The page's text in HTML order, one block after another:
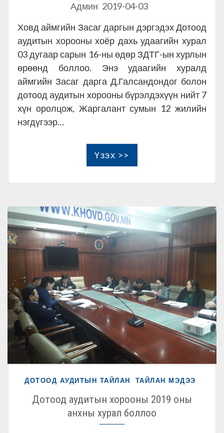
Админ 2019-04-03
Ховд аймгийн Засаг даргын дэргэдэх Дотоод
аудитын хорооны хоёр дахь удаагийн хурал
03 дугаар сарын 16-ны өдөр ЗДТГ-ын хурлын
өрөөнд боллоо. Энэ удаагийн хуралд
аймгийн Засаг дарга Д.Галсандондог болон
дотоод аудитын хорооны бүрэлдэхүүн нийт 7
хүн оролцож, Жаргалант сумын 12 жилийн
нэгдүгээр…
Үзэх >>
ДОТООД АУДИТЫН ТАЙЛАН ТАЙЛАН МЭДЭЭ
Дотоод аудитын хорооны 2019 оны
анхны хурал боллоо